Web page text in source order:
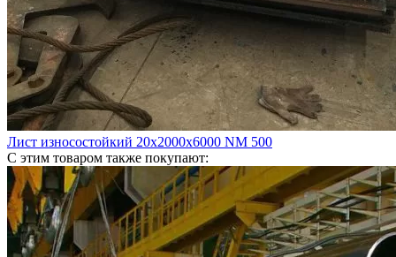
Лист износостойкий 20х2000х6000 NM 500
С этим товаром также покупают: